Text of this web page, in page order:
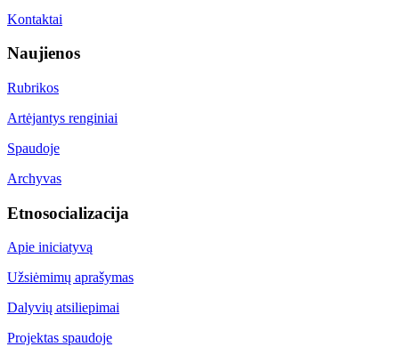
Kontaktai
Naujienos
Rubrikos
Artėjantys renginiai
Spaudoje
Archyvas
Etnosocializacija
Apie iniciatyvą
Užsiėmimų aprašymas
Dalyvių atsiliepimai
Projektas spaudoje